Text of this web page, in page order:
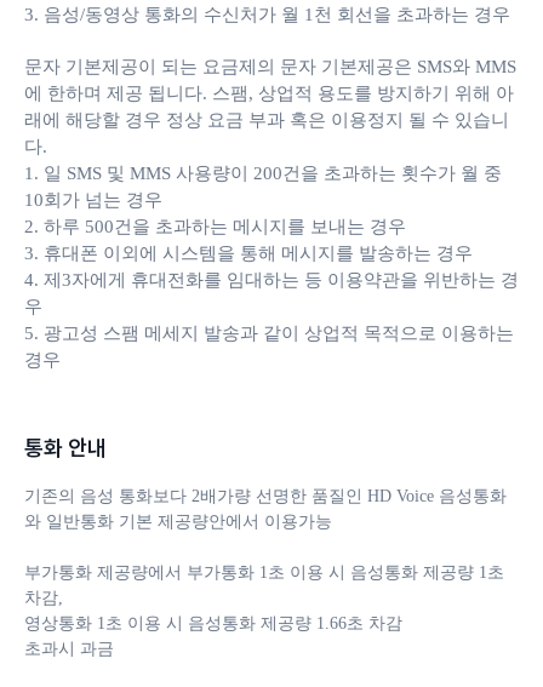
3. 음성/동영상 통화의 수신처가 월 1천 회선을 초과하는 경우
문자 기본제공이 되는 요금제의 문자 기본제공은 SMS와 MMS
에 한하며 제공 됩니다. 스팸, 상업적 용도를 방지하기 위해 아
래에 해당할 경우 정상 요금 부과 혹은 이용정지 될 수 있습니
다.
1. 일 SMS 및 MMS 사용량이 200건을 초과하는 횟수가 월 중
10회가 넘는 경우
2. 하루 500건을 초과하는 메시지를 보내는 경우
3. 휴대폰 이외에 시스템을 통해 메시지를 발송하는 경우
4. 제3자에게 휴대전화를 임대하는 등 이용약관을 위반하는 경
우
5. 광고성 스팸 메세지 발송과 같이 상업적 목적으로 이용하는
경우
통화 안내
기존의 음성 통화보다 2배가량 선명한 품질인 HD Voice 음성통화
와 일반통화 기본 제공량안에서 이용가능
부가통화 제공량에서 부가통화 1초 이용 시 음성통화 제공량 1초
차감,
영상통화 1초 이용 시 음성통화 제공량 1.66초 차감
초과시 과금